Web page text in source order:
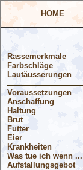
HOME
Rassemerkmale
Farbschläge
Lautäusserungen
Voraussetzungen
Anschaffung
Haltung
Brut
Futter
Eier
Krankheiten
Was tue ich wenn ...
Aufstallungsgebot